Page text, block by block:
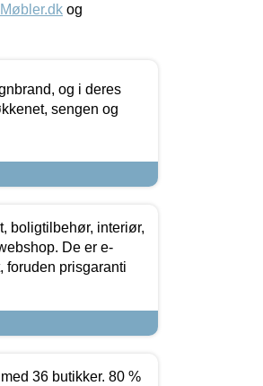
og
og i deres
sengen og
boligtilbehør, interiør,
De er e-
foruden prisgaranti
36 butikker. 80 %